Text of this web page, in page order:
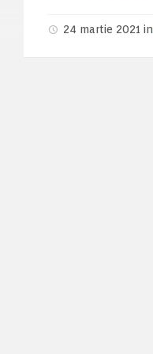
24 martie 2021 in